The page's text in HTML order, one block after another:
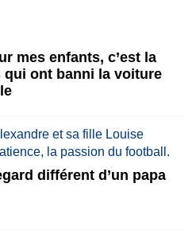
mes enfants, c’est la
qui ont banni la voiture
différent d’un papa